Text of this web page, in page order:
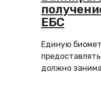
ЕБС
Единую
должно